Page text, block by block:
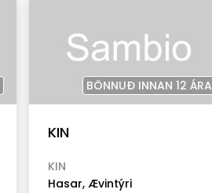
BÖNNUÐ INNAN 12 ÁRA
KIN
KIN
Hasar, Ævintýri